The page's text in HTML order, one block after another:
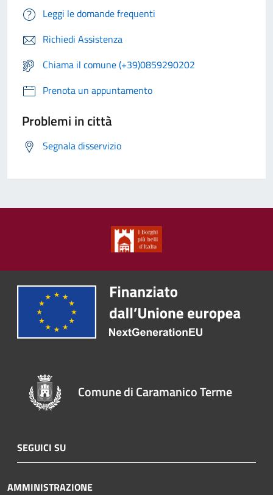
Leggi le domande frequenti
Richiedi Assistenza
Chiama il comune (+39)0859290202
Prenota un appuntamento
Problemi in città
Segnala disservizio
Comune di Caramanico Terme
SEGUICI SU
AMMINISTRAZIONE